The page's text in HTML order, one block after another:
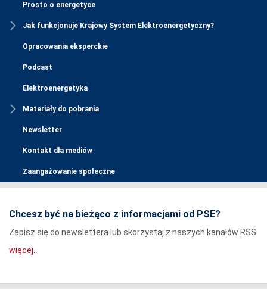
Prosto o energetyce
Jak funkcjonuje Krajowy System Elektroenergetyczny?
Opracowania eksperckie
Podcast
Elektroenergetyka
Materiały do pobrania
Newsletter
Kontakt dla mediów
Zaangażowanie społeczne
Chcesz być na bieżąco z informacjami od PSE?
Zapisz się do newslettera lub skorzystaj z naszych kanałów RSS.
więcej...